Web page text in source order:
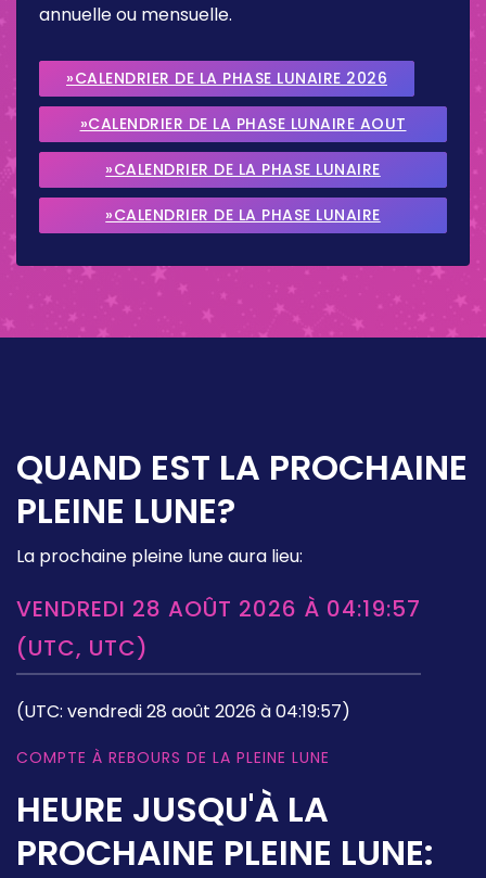
annuelle ou mensuelle.
»CALENDRIER DE LA PHASE LUNAIRE 2026
»CALENDRIER DE LA PHASE LUNAIRE AOUT
2026
»CALENDRIER DE LA PHASE LUNAIRE
SEPTEMBRE 2026
»CALENDRIER DE LA PHASE LUNAIRE
QUAND EST LA PROCHAINE
PLEINE LUNE?
La prochaine pleine lune aura lieu:
VENDREDI 28 AOÛT 2026 À 04:19:57
(UTC, UTC)
(UTC: vendredi 28 août 2026 à 04:19:57)
COMPTE À REBOURS DE LA PLEINE LUNE
HEURE JUSQU'À LA
PROCHAINE PLEINE LUNE: